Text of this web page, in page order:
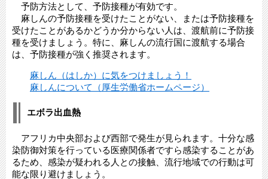
予防方法として、予防接種が有効です。
麻しんの予防接種を受けたことがない、または予防接種を
受けたことがあるかどうか分からない人は、渡航前に予防接
種を受けましょう。特に、麻しんの流行国に渡航する場合
は、予防接種が強く推奨されます。
麻しん（はしか）に気をつけましょう！
麻しんについて（厚生労働省ホームページ）
エボラ出血熱
アフリカ中央部および西部で発生が見られます。十分な感
染防御対策を行っている医療関係者ですら感染することがあ
るため、感染が疑われる人との接触、流行地域での行動は可
能な限り避けましょう。